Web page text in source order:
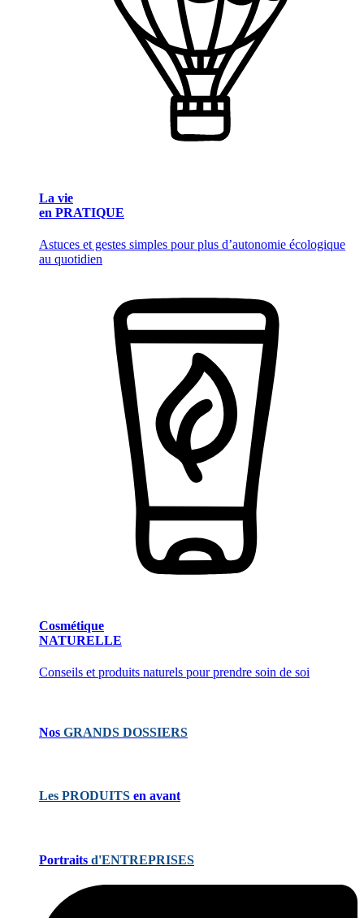
La vie
en PRATIQUE
Astuces et gestes simples pour plus d’autonomie écologique
au quotidien
Cosmétique
NATURELLE
Conseils et produits naturels pour prendre soin de soi
Nos GRANDS DOSSIERS
Les PRODUITS en avant
Portraits d'ENTREPRISES